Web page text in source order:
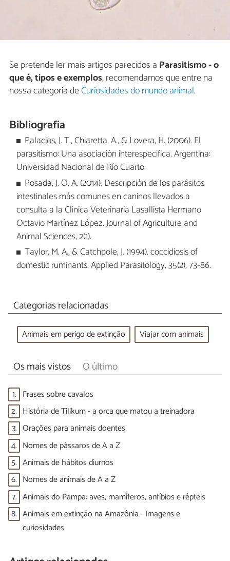
Se pretende ler mais artigos parecidos a Parasitismo - o
que é, tipos e exemplos, recomendamos que entre na
nossa categoria deCuriosidades do mundo animal.
Bibliografia
Palacios, J. T., Chiaretta, A., & Lovera, H. (2006). El
parasitismo: Una asociación interespecífica. Argentina:
Universidad Nacional de Río Cuarto.
Posada, J. O. A. (2014). Descripción de los parásitos
intestinales más comunes en caninos llevados a
consulta a la Clínica Veterinaria Lasallista Hermano
Octavio Martínez López. Journal of Agriculture and
Animal Sciences, 2(1).
Taylor, M. A., & Catchpole, J. (1994). coccidiosis of
domestic ruminants. Applied Parasitology, 35(2), 73-86.
Categorias relacionadas
Animais em perigo de extinção Viajar com animais
Os mais vistos O último
1. Frases sobre cavalos
2. História de Tilikum - a orca que matou a treinadora
3. Orações para animais doentes
4. Nomes de pássaros de A a Z
5. Animais de hábitos diurnos
6. Nomes de animais de A a Z
7. Animais do Pampa: aves, mamíferos, anfíbios e répteis
8. Animais em extinção na Amazônia - Imagens e
curiosidades